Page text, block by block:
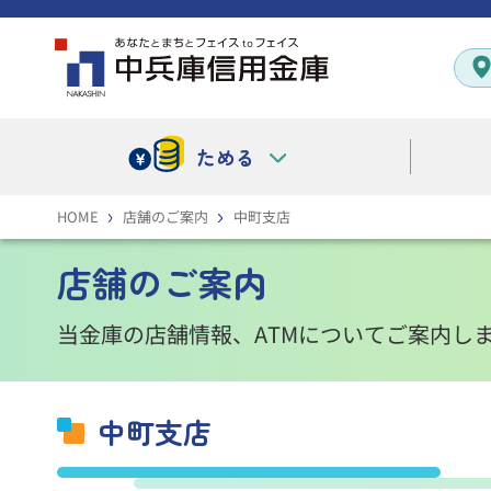
ためる
HOME 店舗のご案内 中町支店
店舗のご案内
当金庫の店舗情報、ATMについてご案内し
中町支店